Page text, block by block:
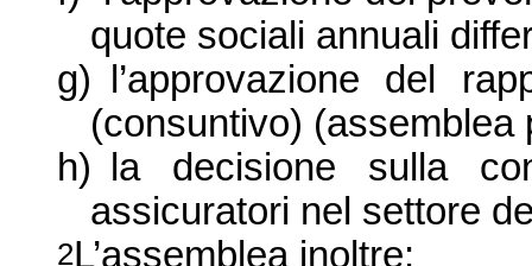
quote sociali annuali
g)
l’approvazione del
(consuntivo) (assemblea
h)
la decisione sulla
assicuratori nel settore
2L’assemblea inoltre: